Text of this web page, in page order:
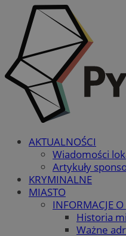
AKTUALNOŚCI
Wiadomości
Artykuły
KRYMINALNE
MIASTO
INFORMACJE
Historia
Ważne